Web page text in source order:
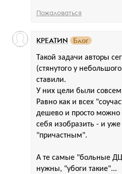
Пожаловаться
Такой задачи авторы
(стянутого у
ставили.
У них цели были совсем
Равно как и всех
дешево и просто можно
себя изобразить - и уже
"причастным".
А те самые "больные
нужны, "убоги такие"...
КРЕАТИN Блог